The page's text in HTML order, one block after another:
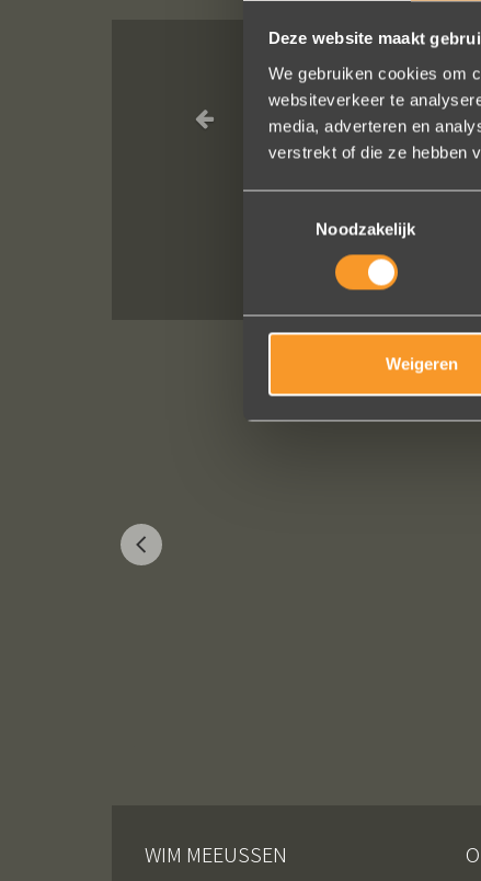
Deze website maakt
We gebruiken cookies om
websiteverkeer te
media, adverteren en
verstrekt of die ze hebben
Noodzakelijk
Weigeren
Wat een
service,
van van de
WIM MEEUSSEN